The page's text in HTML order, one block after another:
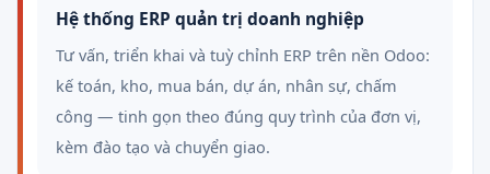
Hệ thống ERP quản trị doanh nghiệp
Tư vấn, triển khai và tuỳ chỉnh ERP trên nền Odoo:
kế toán, kho, mua bán, dự án, nhân sự, chấm
công — tinh gọn theo đúng quy trình của đơn vị,
kèm đào tạo và chuyển giao.